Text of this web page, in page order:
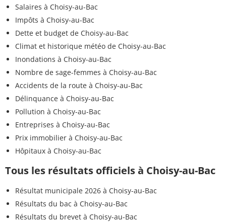
Salaires à Choisy-au-Bac
Impôts à Choisy-au-Bac
Dette et budget de Choisy-au-Bac
Climat et historique météo de Choisy-au-Bac
Inondations à Choisy-au-Bac
Nombre de sage-femmes à Choisy-au-Bac
Accidents de la route à Choisy-au-Bac
Délinquance à Choisy-au-Bac
Pollution à Choisy-au-Bac
Entreprises à Choisy-au-Bac
Prix immobilier à Choisy-au-Bac
Hôpitaux à Choisy-au-Bac
Tous les résultats officiels à Choisy-au-Bac
Résultat municipale 2026 à Choisy-au-Bac
Résultats du bac à Choisy-au-Bac
Résultats du brevet à Choisy-au-Bac